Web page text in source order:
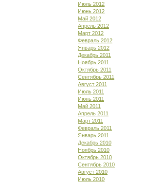
Июль 2012
Июнь 2012
Май 2012
Апрель 2012
Март 2012
Февраль 2012
Январь 2012
Декабрь 2011
Ноябрь 2011
Октябрь 2011
Сентябрь 2011
Август 2011
Июль 2011
Июнь 2011
Май 2011
Апрель 2011
Март 2011
Февраль 2011
Январь 2011
Декабрь 2010
Ноябрь 2010
Октябрь 2010
Сентябрь 2010
Август 2010
Июль 2010